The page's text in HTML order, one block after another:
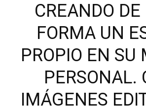
CREANDO DE
FORMA UN
PROPIO EN SU
PERSONAL.
IMÁGENES